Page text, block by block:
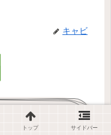
キャビ
トップ サイドバー